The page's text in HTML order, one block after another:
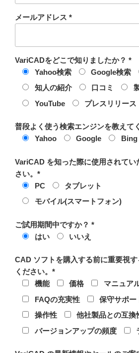
メールアドレス *
VariCADをどこで知りましたか？ *
Yahoo検索
Google検索
知人の紹介
口コミ
YouTube
プレスリリース
普段よく使う検索エンジンを教えて
Yahoo
Google Bing
VariCAD を知った際に使用されてい
さい。*
PC
タブレット
モバイル(スマートフォン)
ご試用期間中ですか？ *
はい
いいえ
CAD ソフトを購入する前に重要視
ください。*
機能
価格
マニュア
FAQの充実性
保守サポー
操作性
他社製品との互換
バージョンアップの頻度